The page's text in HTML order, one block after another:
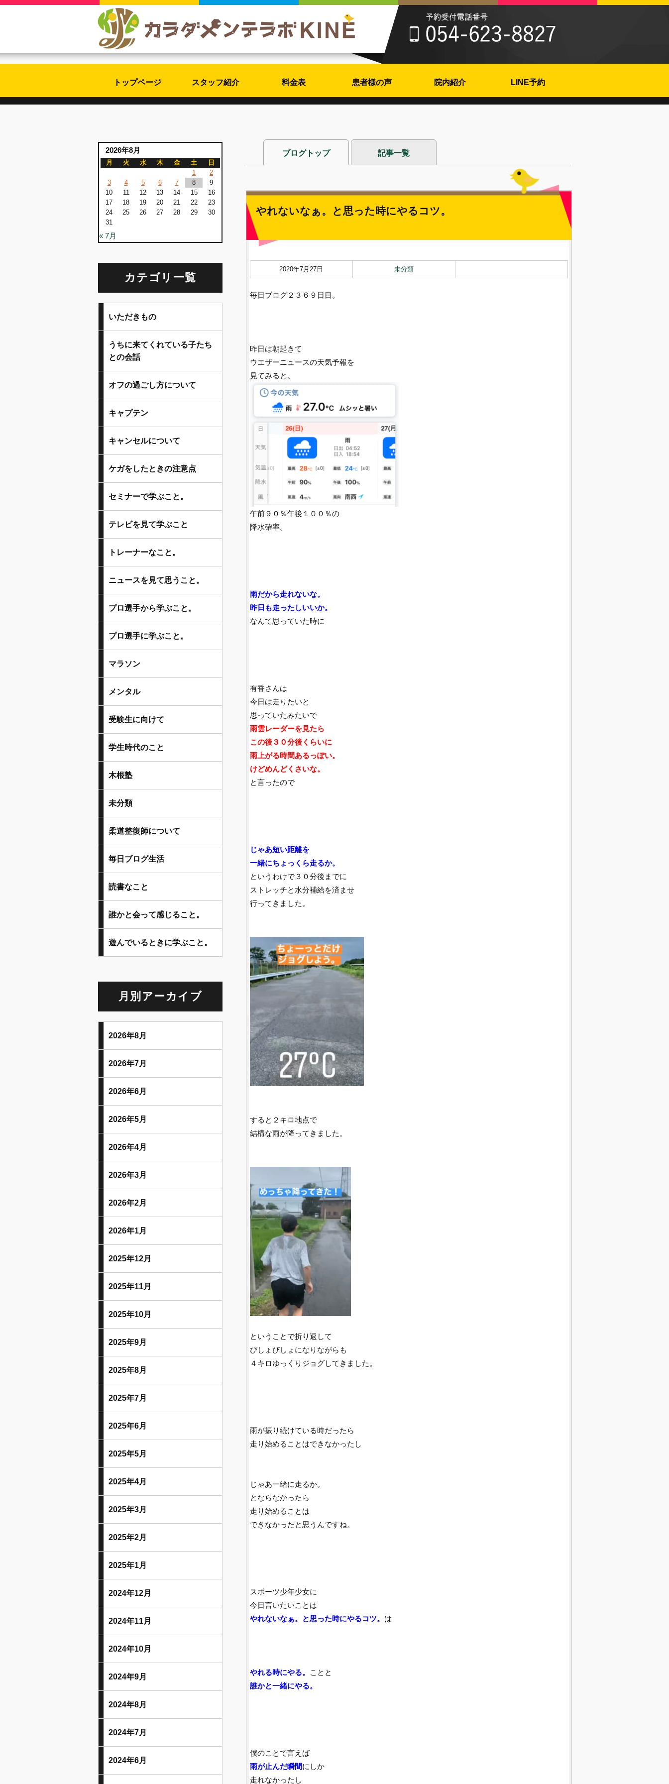
トップページ スタッフ紹介 料金表 患者様の声 院内紹介 LINE予約
ブログトップ 記事一覧
やれないなぁ。と思った時にやるコツ。
2020年7月27日 未分類
毎日ブログ２３６９日目。
昨日は朝起きて
ウエザーニュースの天気予報を
見てみると。
午前９０％午後１００％の
降水確率。
雨だから走れないな。
昨日も走ったしいいか。
なんて思っていた時に
有香さんは
今日は走りたいと
思っていたみたいで
雨雲レーダーを見たら
この後３０分後くらいに
雨上がる時間あるっぽい。
けどめんどくさいな。
と言ったので
じゃあ短い距離を
一緒にちょっくら走るか。
というわけで３０分後までに
ストレッチと水分補給を済ませ
行ってきました。
すると２キロ地点で
結構な雨が降ってきました。
ということで折り返して
びしょびしょになりながらも
４キロゆっくりジョグしてきました。
雨が振り続けている時だったら
走り始めることはできなかったし
じゃあ一緒に走るか。
とならなかったら
走り始めることは
できなかったと思うんですね。
スポーツ少年少女に
今日言いたいことは
やれないなぁ。と思った時にやるコツ。 は
やれる時にやる。
ことと
誰かと一緒にやる。
僕のことで言えば
雨が止んだ瞬間にしか
走れなかったし
2026年8月
月 火 水 木 金 土
日
1
2
3
4 5 6 7 8
9
10
11 12 13 14 15
16
17
18 19 20 21 22
23
24
25 26 27 28 29
30
31
« 7月
カテゴリ一覧
いただきもの
うちに来てくれている子たち
との会話
オフの過ごし方について
キャプテン
キャンセルについて
ケガをしたときの注意点
セミナーで学ぶこと。
テレビを見て学ぶこと
トレーナーなこと。
ニュースを見て思うこと。
プロ選手から学ぶこと。
プロ選手に学ぶこと。
マラソン
メンタル
受験生に向けて
学生時代のこと
木根塾
未分類
柔道整復師について
毎日ブログ生活
読書なこと
誰かと会って感じること。
遊んでいるときに学ぶこと。
月別アーカイブ
2026年8月
2026年7月
2026年6月
2026年5月
2026年4月
2026年3月
2026年2月
2026年1月
2025年12月
2025年11月
2025年10月
2025年9月
2025年8月
2025年7月
2025年6月
2025年5月
2025年4月
2025年3月
2025年2月
2025年1月
2024年12月
2024年11月
2024年10月
2024年9月
2024年8月
2024年7月
2024年6月